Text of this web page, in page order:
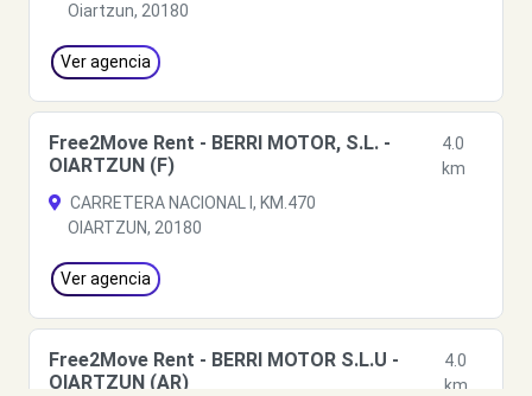
Oiartzun, 20180
Ver agencia
Free2Move Rent - BERRI MOTOR, S.L. -
OIARTZUN (F)
4.0
km
CARRETERA NACIONAL I, KM.470
OIARTZUN, 20180
Ver agencia
Free2Move Rent - BERRI MOTOR S.L.U -
OIARTZUN (AR)
4.0
km